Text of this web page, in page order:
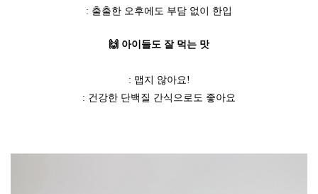
: 출출한 오후에도 부담 없이 한입
🙌 아이들도 잘 먹는 맛
: 맵지 않아요!
: 건강한 단백질 간식으로도 좋아요